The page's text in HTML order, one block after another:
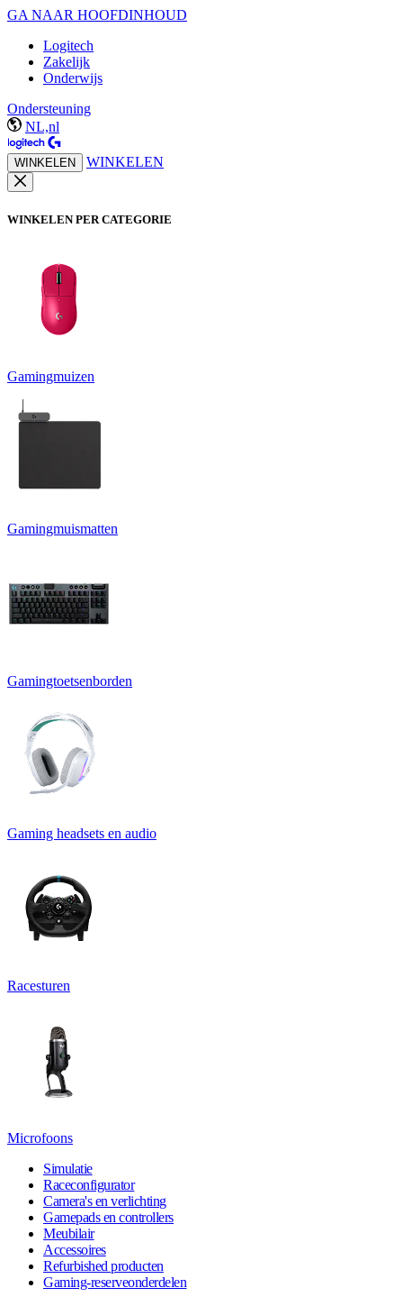
GA NAAR HOOFDINHOUD
Logitech
Zakelijk
Onderwijs
Ondersteuning
NL,nl
WINKELEN WINKELEN
WINKELEN PER CATEGORIE
Gamingmuizen
Gamingmuismatten
Gamingtoetsenborden
Gaming headsets en audio
Racesturen
Microfoons
Simulatie
Raceconfigurator
Camera's en verlichting
Gamepads en controllers
Meubilair
Accessoires
Refurbished producten
Gaming-reserveonderdelen